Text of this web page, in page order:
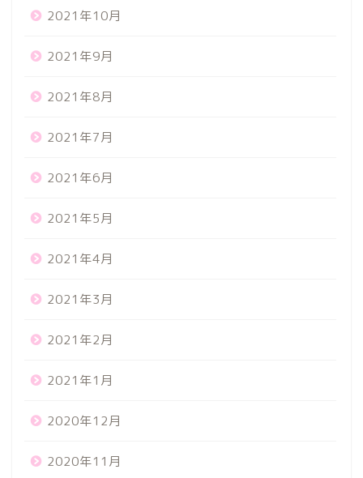
2021年10月
2021年9月
2021年8月
2021年7月
2021年6月
2021年5月
2021年4月
2021年3月
2021年2月
2021年1月
2020年12月
2020年11月